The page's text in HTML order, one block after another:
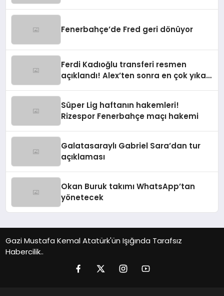
Fenerbahçe’de Fred geri dönüyor
Ferdi Kadıoğlu transferi resmen
açıklandı! Alex’ten sonra en çok yıkan
Süper Lig haftanın hakemleri!
Rizespor Fenerbahçe maçı hakemi
Galatasaraylı Gabriel Sara’dan tur
açıklaması
Okan Buruk takımı WhatsApp’tan
yönetecek
Gazi Mustafa Kemal Atatürk'ün Işığında Tarafsız
Habercilik..